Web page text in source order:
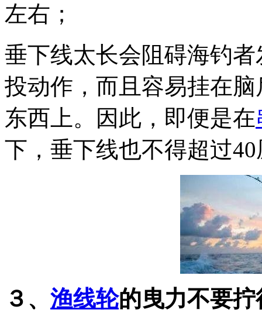
左右；
垂下线太长会阻碍海钓
投动作，而且容易挂在
东西上。因此，即便是在
下，垂下线也不得超过
３、 渔线轮的曳力不要